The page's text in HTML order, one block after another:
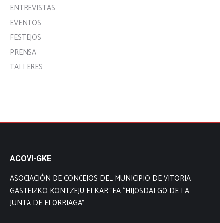
ENTREVISTAS
EVENTOS
FESTEJOS
PRENSA
TALLERES
ACOVI-GKE
ASOCIACIÓN DE CONCEJOS DEL MUNICIPIO DE VITORIA
GASTEIZKO KONTZEJU ELKARTEA “HIJOSDALGO DE LA
JUNTA DE ELORRIAGA”